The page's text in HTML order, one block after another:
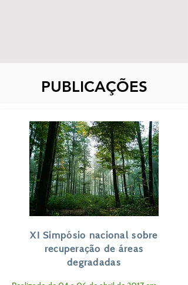
PUBLICAÇÕES
XI Simpósio nacional sobre
recuperação de áreas
degradadas